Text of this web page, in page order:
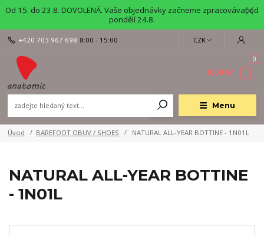
Od 15. do 23.8. DOVOLENÁ. Vaše objednávky začneme zpracovávat od
pondělí 24.8.
Menu
CZK
+420 703 967 698 8:00 - 15:00
0
0,00 Kč
Úvod BAREFOOT OBUV / SHOES NATURAL ALL-YEAR BOTTINE - 1N01L
NATURAL ALL-YEAR BOTTINE
- 1N01L